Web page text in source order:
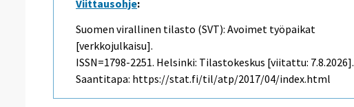
Viittausohje:
Suomen virallinen tilasto (SVT): Avoimet työpaikat
[verkkojulkaisu].
ISSN=1798-2251. Helsinki: Tilastokeskus [viitattu: 7.8.2026].
Saantitapa: https://stat.fi/til/atp/2017/04/index.html